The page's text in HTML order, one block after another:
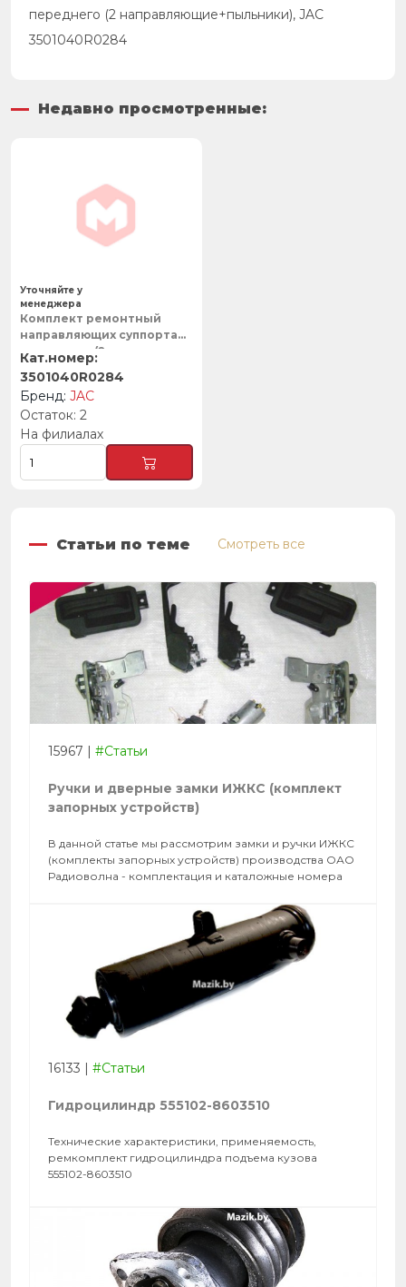
переднего (2 направляющие+пыльники), JAC
3501040R0284
Недавно просмотренные:
Комплект ремонтный
направляющих суппорта
переднего (2
направляющие+пыльники)
JAC, JAC
3501040R0284
JAC
2
На филиалах
Уточняйте у
менеджера
Статьи по теме Смотреть все
15967 | #Статьи
Ручки и дверные замки ИЖКС (комплект
запорных устройств)
В данной статье мы рассмотрим замки и ручки ИЖКС
(комплекты запорных устройств) производства ОАО
Радиоволна - комплектация и каталожные номера
16133 | #Статьи
Гидроцилиндр 555102-8603510
Технические характеристики, применяемость,
ремкомплект гидроцилиндра подъема кузова
555102-8603510